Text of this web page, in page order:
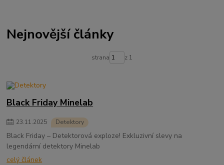
Nejnovější články
strana z 1
Black Friday Minelab
23.11.2025 Detektory
Black Friday – Detektorová exploze! Exkluzivní slevy na
legendární detektory Minelab
celý článek